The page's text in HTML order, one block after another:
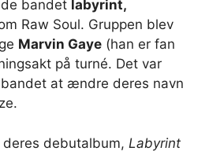
bandet labyrint,
Raw Soul. Gruppen blev
Marvin Gaye (han er fan
på turné. Det var
at ændre deres navn
deres debutalbum, Labyrint